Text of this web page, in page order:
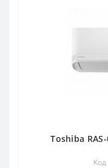
Toshiba RAS-